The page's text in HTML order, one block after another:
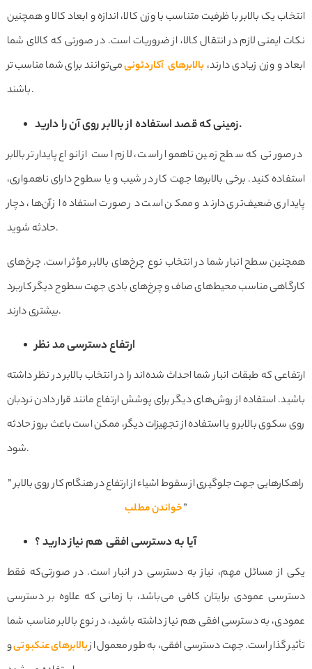
انتخاب یک بالابر با ظرفیت متناسب با وزن کالا، اندازه و ابعاد کالا و همچنین
نکات ایمنی لازم در انتقال کالا، از ضروریات است. در صورتی که کالای شما
ابعاد و وزن زیادی دارند، بالابرهای آکاردئونیمی‌توانند برای شما مناسب‌تر
باشند.
زمینی که قصد استفاده از بالابر روی آن را دارید.
در صورتی که سطح زمین ناهموار است، لازم است از انواع پایدارتر بالابر
استفاده کنید. برخی بالابرها جهت کار در شیب و یا سطوح دارای ناهمواری،
پایداری ضعیف‌تری دارند و ممکن است در صورت استفاده از آن‌ها، دچار
حادثه شوید.
همچنین سطح انبار شما در انتخاب نوع چرخ‌های بالابر مؤثر است. چرخ‌های
کارگاهی مناسب محیط‌های صاف و چرخ‌های بادی جهت سطوح دیگر کاربرد
بیشتری دارند.
ارتفاع دسترسی مد نظر
ارتفاعی که طبقات انبار شما احداث شده‌اند را در انتخاب بالابر در نظر داشته
باشید. استفاده از روش‌های دیگر برای پوشش ارتفاع مانند قرار دادن نردبان
روی سکوی بالابر و یا استفاده از تجهیزات دیگر، ممکن است باعث بروز حادثه
شود.
راهکارهایی جهت جلوگیری از سقوط اشیاء از ارتفاع در هنگام کار روی بالابر ”
خواندن مطلب”
آیا به دسترسی افقی هم نیاز دارید ؟
یکی از مسائل مهم، نیاز به دسترسی در انبار است. در صورتی‌که فقط
دسترسی عمودی برایتان کافی می‌باشد، با زمانی که علاوه بر دسترسی
عمودی، به دسترسی افقی هم نیاز داشته باشید، در نوع بالابر مناسب شما
تأثیر گذار است. جهت دسترسی افقی، به طور معمول ازبالابرهای عنکبوتیو